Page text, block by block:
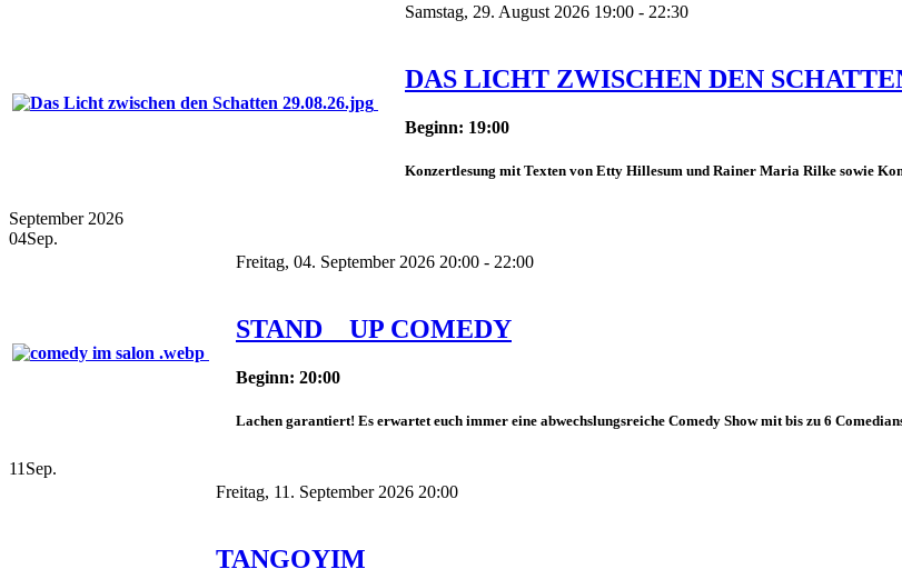
Samstag, 29. August 2026 19:00 - 22:30
DAS LICHT ZWISCHEN DEN
Beginn: 19:00
Konzertlesung mit Texten von Etty Hillesum und Rainer Maria Rilke sowie
September 2026
04Sep.
Freitag, 04. September 2026 20:00 - 22:00
STAND _ UP COMEDY
Beginn: 20:00
Lachen garantiert! Es erwartet euch immer eine abwechslungsreiche Comedy Show mit bis zu 6
11 Sep.
Freitag, 11. September 2026 20:00
TANGOYIM